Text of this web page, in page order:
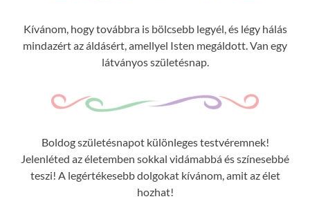
Kívánom, hogy továbbra is bölcsebb legyél, és légy hálás
mindazért az áldásért, amellyel Isten megáldott. Van egy
látványos születésnap.
Boldog születésnapot különleges testvéremnek!
Jelenléted az életemben sokkal vidámabbá és színesebbé
teszi! A legértékesebb dolgokat kívánom, amit az élet
hozhat!